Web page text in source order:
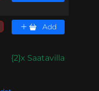
Add
{2}x Saatavilla